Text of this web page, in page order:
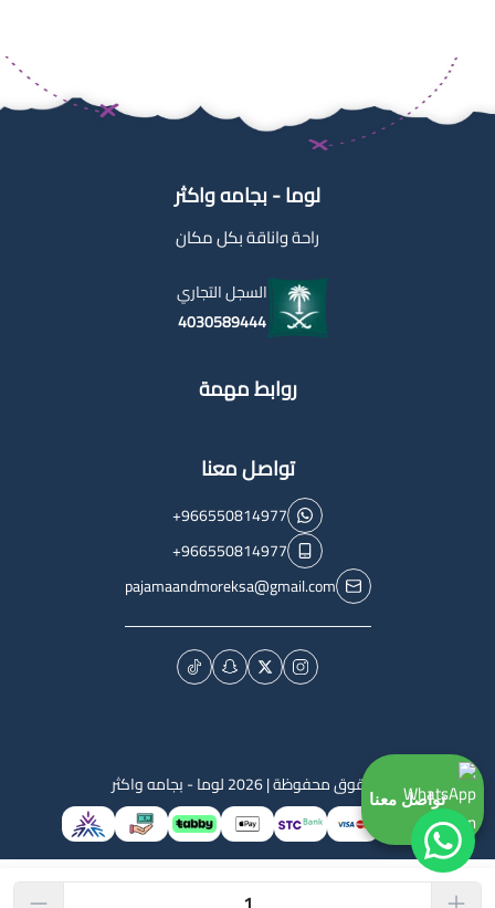
لوما - بجامه واكثر
راحة واناقة بكل مكان
السجل التجاري
4030589444
روابط مهمة
تواصل معنا
+966550814977
+966550814977
pajamaandmoreksa@gmail.com
الحقوق محفوظة | 2026 لوما - بجامه واكثر
تواصل معنا